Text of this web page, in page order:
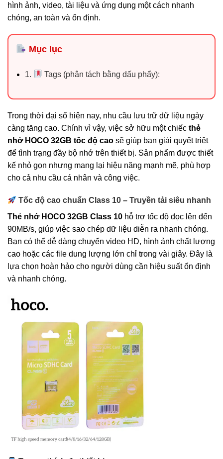
hình ảnh, video, tài liệu và ứng dụng một cách nhanh
chóng, an toàn và ổn định.
Mục lục
1. Tags (phân tách bằng dấu phẩy):
Trong thời đại số hiện nay, nhu cầu lưu trữ dữ liệu ngày
càng tăng cao. Chính vì vậy, việc sở hữu một chiếc thẻ
nhớ HOCO 32GB tốc độ cao sẽ giúp bạn giải quyết triệt
để tình trạng đầy bộ nhớ trên thiết bị. Sản phẩm được thiết
kế nhỏ gọn nhưng mang lại hiệu năng mạnh mẽ, phù hợp
cho cả nhu cầu cá nhân và công việc.
Tốc độ cao chuẩn Class 10 – Truyền tải siêu nhanh
Thẻ nhớ HOCO 32GB Class 10 hỗ trợ tốc độ đọc lên đến
90MB/s, giúp việc sao chép dữ liệu diễn ra nhanh chóng.
Bạn có thể dễ dàng chuyển video HD, hình ảnh chất lượng
cao hoặc các file dung lượng lớn chỉ trong vài giây. Đây là
lựa chọn hoàn hảo cho người dùng cần hiệu suất ổn định
và nhanh chóng.